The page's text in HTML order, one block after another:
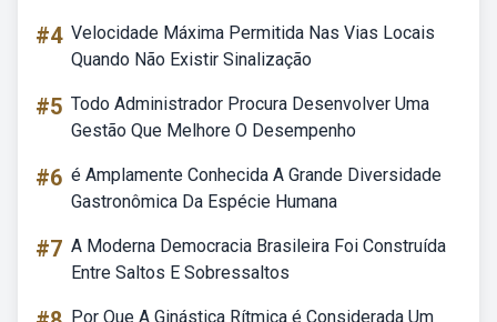
#4 Velocidade Máxima Permitida Nas Vias Locais
Quando Não Existir Sinalização
#5 Todo Administrador Procura Desenvolver Uma
Gestão Que Melhore O Desempenho
#6 é Amplamente Conhecida A Grande Diversidade
Gastronômica Da Espécie Humana
#7 A Moderna Democracia Brasileira Foi Construída
Entre Saltos E Sobressaltos
Por Que A Ginástica Rítmica é Considerada Um